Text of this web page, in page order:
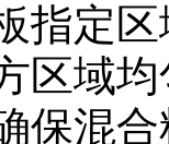
指定
区域
保混